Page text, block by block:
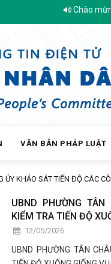
Chào mừng
VĂN BẢN PHÁP LUẬT
ỦY KHẢO SÁT TIẾN ĐỘ CÁC
UBND PHƯỜNG
KIỂM TRA TIẾN ĐỘ
12/05/2026
UBND PHƯỜNG TÂN